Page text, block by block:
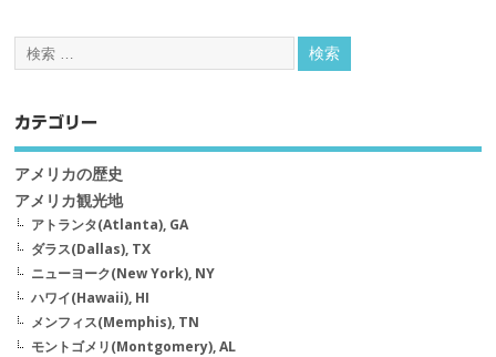
カテゴリー
アメリカの歴史
アメリカ観光地
アトランタ(Atlanta), GA
ダラス(Dallas), TX
ニューヨーク(New York), NY
ハワイ(Hawaii), HI
メンフィス(Memphis), TN
モントゴメリ(Montgomery), AL